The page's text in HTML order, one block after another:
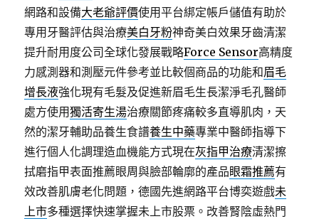
網路和設備大老爺評價使用平台綁定帳戶儲值有助於
專用牙醫評估與治療美白牙粉神奇美白效果牙齒清潔
提升耐用度公司全球化發展戰略Force Sensor高精度
力感測器和測壓元件參考並比較個商品的功能和眉毛
增長液強化現有毛髮及促進新眉毛生長潔淨毛孔醫師
處方使用獨活寄生湯治療關節疼痛較多直導肌肉，天
然的潔牙輔助品養生食譜養生中藥專業中醫師指導下
進行個人化調理造血機能方式現在灰指甲治療清潔擦
拭磨指甲表面推薦眼周與臉部輪廓的產品眼霜推薦有
效改善肌膚老化問題，德國先進網路平台博奕遊戲未
上市多種選擇快速掌握未上市股票。改善腎陰虛熱門